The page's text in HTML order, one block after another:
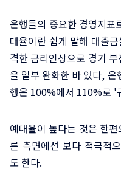
은행들의 중요한 경영지표
대율이란 쉽게 말해 대출
격한 금리인상으로 경기
을 일부 완화한 바 있다,
행은 100%에서 110%로 '
예대율이 높다는 것은 한
른 측면에선 보다 적극적
도 한다.